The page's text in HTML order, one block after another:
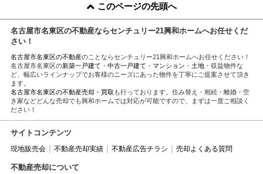
このページの先頭へ
名古屋市名東区の不動産ならセンチュリー21興和ホームへお任せくだ
さい！
名古屋市名東区の不動産のことならセンチュリー21興和ホームへお任せください！
名古屋市名東区の新築一戸建て ・ 中古一戸建て ・ マンション ・ 土地・収益物件な
ど、幅広いラインナップでお客様のニーズにあった物件を丁寧にご提案させて頂き
ます。
名古屋市名東区の不動産売却・買取 も行っております。住み替え・相続・離婚・空
き家などどんな売却でも興和ホームでは対応が可能ですので、まずは一度ご相談く
ださい！
サイトコンテンツ
現地販売会 不動産売却実績 不動産広告チラシ 売却よくある質問
不動産売却について